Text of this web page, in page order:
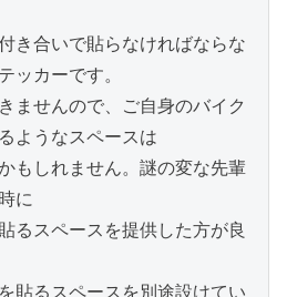
き合いで貼らなければならな
ッカーです。
ませんので、ご自身のバイク
ようなスペースは
もしれません。謎の変な先輩
に
るスペースを提供した方が良
貼るスペースを別途設けてい